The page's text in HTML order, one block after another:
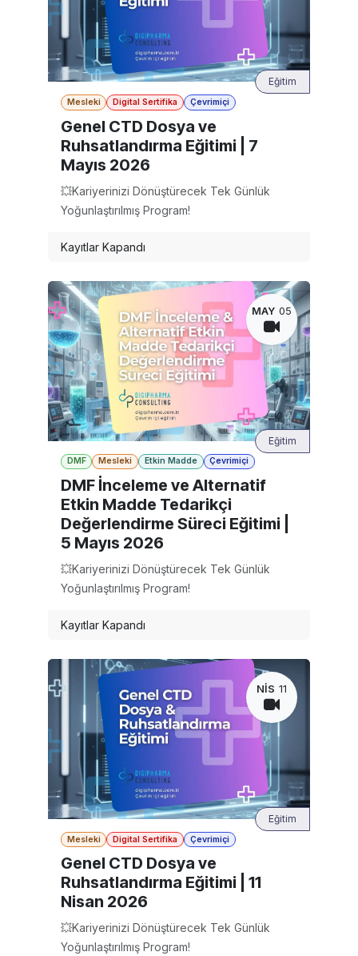
Mesleki Digital Sertifika Çevrimiçi
Genel CTD Dosya ve
Ruhsatlandırma Eğitimi | 7
Mayıs 2026
💥Kariyerinizi Dönüştürecek Tek Günlük
Yoğunlaştırılmış Program!
Eğitim
Kayıtlar Kapandı
MAY 05
DMF Mesleki Etkin Madde Çevrimiçi
DMF İnceleme ve Alternatif
Etkin Madde Tedarikçi
Değerlendirme Süreci Eğitimi |
5 Mayıs 2026
💥Kariyerinizi Dönüştürecek Tek Günlük
Yoğunlaştırılmış Program!
Eğitim
Kayıtlar Kapandı
NIS 11
Mesleki Digital Sertifika Çevrimiçi
Genel CTD Dosya ve
Ruhsatlandırma Eğitimi | 11
Nisan 2026
💥Kariyerinizi Dönüştürecek Tek Günlük
Yoğunlaştırılmış Program!
Eğitim